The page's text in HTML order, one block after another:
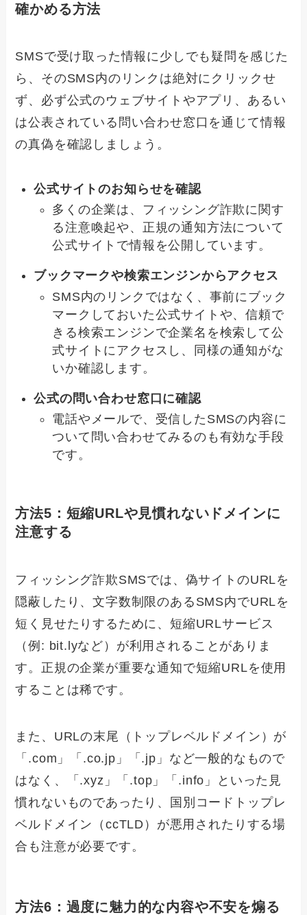
確かめる方法
SMSで受け取った情報に少しでも疑問を感じた
ら、そのSMS内のリンクは絶対にクリックせ
ず、必ず公式のウェブサイトやアプリ、あるい
は公表されている問い合わせ窓口を通じて情報
の真偽を確認しましょう。
公式サイトのお知らせを確認
多くの企業は、フィッシング詐欺に関す
る注意喚起や、正規の通知方法について
公式サイトで情報を公開しています。
ブックマークや検索エンジンからアクセス
SMS内のリンクではなく、事前にブック
マークしておいた公式サイトや、信頼で
きる検索エンジンで企業名を検索して公
式サイトにアクセスし、同様の通知がな
いか確認します。
公式の問い合わせ窓口に確認
電話やメールで、受信したSMSの内容に
ついて問い合わせてみるのも有効な手段
です。
方法5：短縮URLや見慣れないドメインに
注意する
フィッシング詐欺SMSでは、偽サイトのURLを
隠蔽したり、文字数制限のあるSMS内でURLを
短く見せたりするために、短縮URLサービス
（例: bit.lyなど）が利用されることがありま
す。正規の企業が重要な通知で短縮URLを使用
することは稀です。
また、URLの末尾（トップレベルドメイン）が
「.com」「.co.jp」「.jp」など一般的なもので
はなく、「.xyz」「.top」「.info」といった見
慣れないものであったり、国別コードトップレ
ベルドメイン（ccTLD）が悪用されたりする場
合も注意が必要です。
方法6：過度に魅力的な内容や不安を煽る